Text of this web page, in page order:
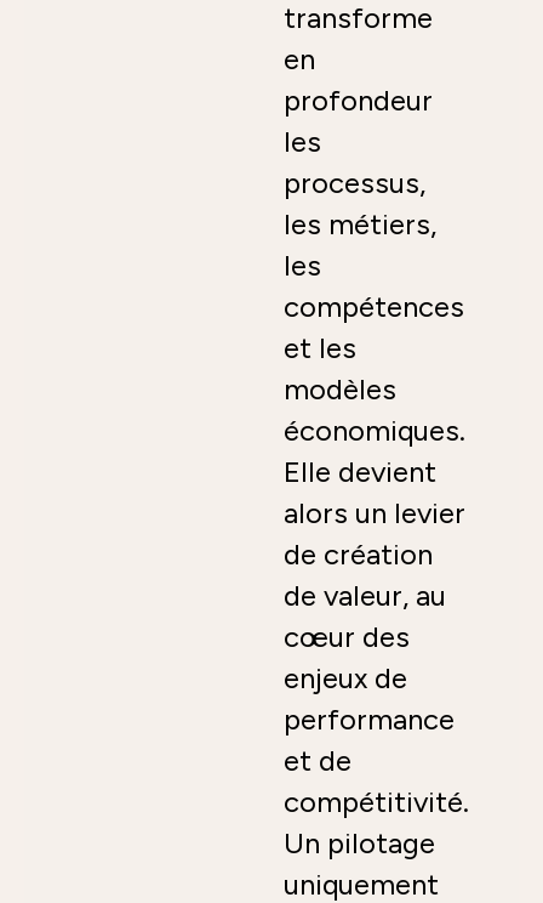
transforme
en
profondeur
les
processus,
les métiers,
les
compétences
et les
modèles
économiques.
Elle devient
alors un levier
de création
de valeur, au
cœur des
enjeux de
performance
et de
compétitivité.
Un pilotage
uniquement